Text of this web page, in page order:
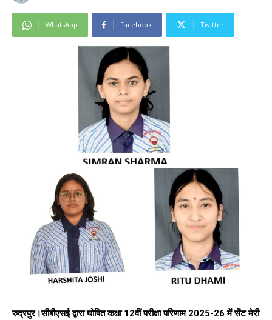
WhatsApp Facebook Twitter
रुद्रपुर।सीबीएसई द्वारा घोषित कक्षा 12वीं परीक्षा परिणाम 2025-26 में सेंट मेरी